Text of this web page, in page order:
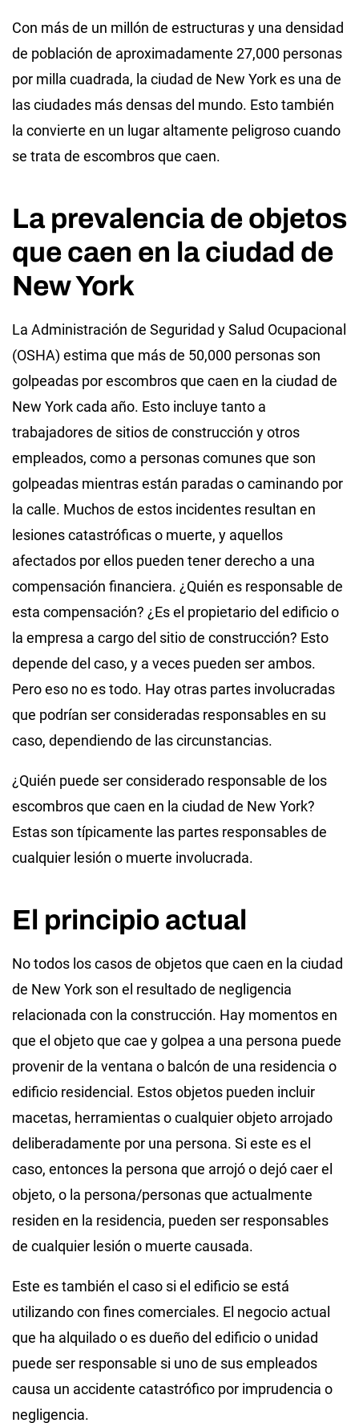
Con más de un millón de estructuras y una densidad
de población de aproximadamente 27,000 personas
por milla cuadrada, la ciudad de New York es una de
las ciudades más densas del mundo. Esto también
la convierte en un lugar altamente peligroso cuando
se trata de escombros que caen.
La prevalencia de objetos
que caen en la ciudad de
New York
La Administración de Seguridad y Salud Ocupacional
(OSHA) estima que más de 50,000 personas son
golpeadas por escombros que caen en la ciudad de
New York cada año. Esto incluye tanto a
trabajadores de sitios de construcción y otros
empleados, como a personas comunes que son
golpeadas mientras están paradas o caminando por
la calle. Muchos de estos incidentes resultan en
lesiones catastróficas o muerte, y aquellos
afectados por ellos pueden tener derecho a una
compensación financiera. ¿Quién es responsable de
esta compensación? ¿Es el propietario del edificio o
la empresa a cargo del sitio de construcción? Esto
depende del caso, y a veces pueden ser ambos.
Pero eso no es todo. Hay otras partes involucradas
que podrían ser consideradas responsables en su
caso, dependiendo de las circunstancias.
¿Quién puede ser considerado responsable de los
escombros que caen en la ciudad de New York?
Estas son típicamente las partes responsables de
cualquier lesión o muerte involucrada.
El principio actual
No todos los casos de objetos que caen en la ciudad
de New York son el resultado de negligencia
relacionada con la construcción. Hay momentos en
que el objeto que cae y golpea a una persona puede
provenir de la ventana o balcón de una residencia o
edificio residencial. Estos objetos pueden incluir
macetas, herramientas o cualquier objeto arrojado
deliberadamente por una persona. Si este es el
caso, entonces la persona que arrojó o dejó caer el
objeto, o la persona/personas que actualmente
residen en la residencia, pueden ser responsables
de cualquier lesión o muerte causada.
Este es también el caso si el edificio se está
utilizando con fines comerciales. El negocio actual
que ha alquilado o es dueño del edificio o unidad
puede ser responsable si uno de sus empleados
causa un accidente catastrófico por imprudencia o
negligencia.